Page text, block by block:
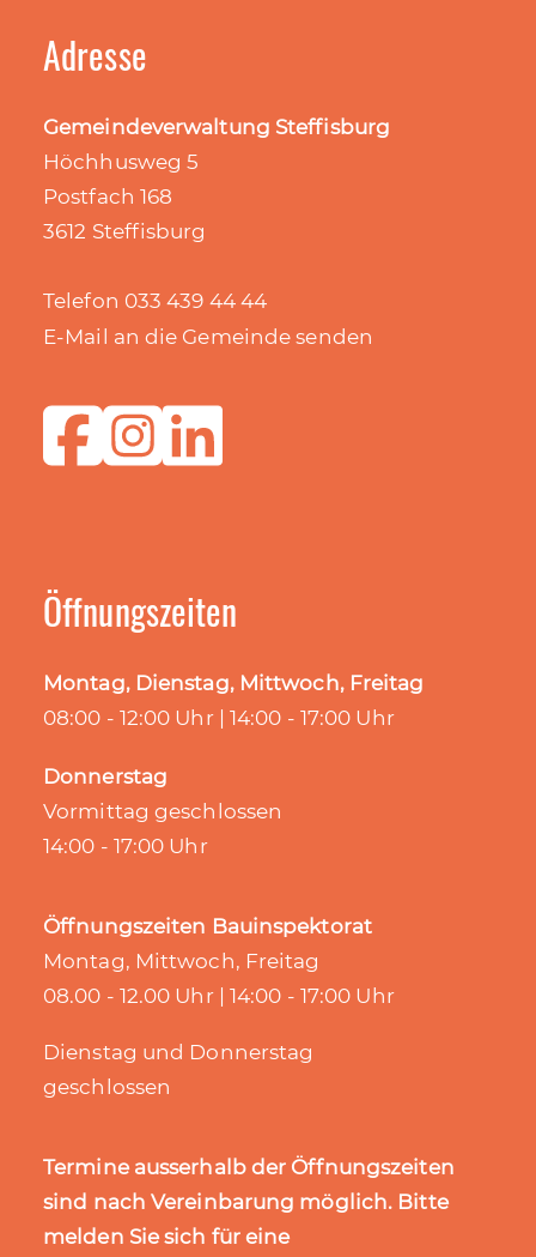
Adresse
Gemeindeverwaltung Steffisburg
Höchhusweg 5
Postfach 168
3612 Steffisburg
Telefon 033 439 44 44
E-Mail an die Gemeinde senden
Öffnungszeiten
Montag, Dienstag, Mittwoch, Freitag
08:00 - 12:00 Uhr | 14:00 - 17:00 Uhr
Donnerstag
Vormittag geschlossen
14:00 - 17:00 Uhr
Öffnungszeiten Bauinspektorat
Montag, Mittwoch, Freitag
08.00 - 12.00 Uhr | 14:00 - 17:00 Uhr
Dienstag und Donnerstag
geschlossen
Termine ausserhalb der Öffnungszeiten
sind nach Vereinbarung möglich. Bitte
melden Sie sich für eine